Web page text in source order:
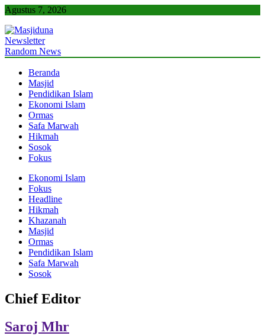
Skip
content
Agustus 7, 2026
Masjiduna
Referensi Berita Islam Indonesia
Newsletter
Random News
Beranda
Masjid
Pendidikan Islam
Ekonomi Islam
Ormas
Safa Marwah
Hikmah
Sosok
Fokus
Ekonomi Islam
Fokus
Headline
Hikmah
Khazanah
Masjid
Ormas
Pendidikan Islam
Safa Marwah
Sosok
Chief Editor
Saroj Mhr